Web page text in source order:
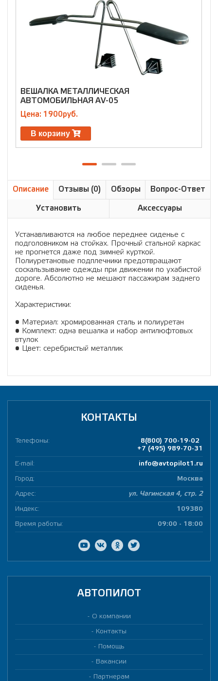
ВЕШАЛКА МЕТАЛЛИЧЕСКАЯ
АВТОМОБИЛЬНАЯ AV-05
Цена: 1900руб.
В корзину
Описание Отзывы (0) Обзоры Вопрос-Ответ
Установить Аксессуары
Устанавливаются на любое переднее сиденье с
подголовником на стойках. Прочный стальной каркас
не прогнется даже под зимней курткой.
Полиуретановые подплечники предотвращают
соскальзывание одежды при движении по ухабистой
дороге. Абсолютно не мешают пассажирам заднего
сиденья.
Характеристики:
• Материал: хромированная сталь и полиуретан
• Комплект: одна вешалка и набор антилюфтовых
втулок
• Цвет: серебристый металлик
КОНТАКТЫ
Телефоны:
8(800) 700-19-02
+7 (495) 989-70-31
E-mail: info@avtopilot1.ru
Город: Москва
Адрес: ул. Чагинская 4, стр. 2
Индекс: 109380
Время работы: 09:00 - 18:00
АВТОПИЛОТ
О компании
Контакты
Помощь
Вакансии
Партнерам